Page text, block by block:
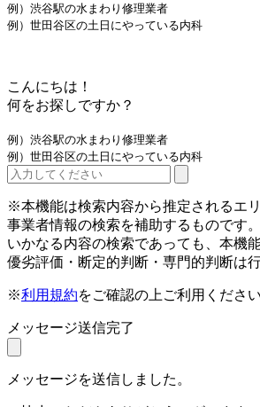
例）渋谷駅の水まわり修理業者
例）世田谷区の土日にやっている内科
こんにちは！
何をお探しですか？
例）渋谷駅の水まわり修理業者
例）世田谷区の土日にやっている内科
※本機能は検索内容から推定されるエ
事業者情報の検索を補助するものです。
いかなる内容の検索であっても、本機
優劣評価・断定的判断・専門的判断は行
※利用規約をご確認の上ご利用ください
メッセージ送信完了
メッセージを送信しました。